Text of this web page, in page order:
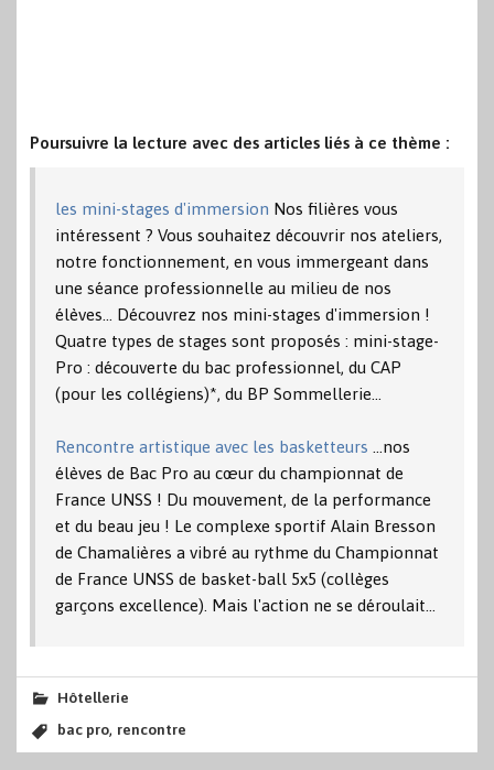
Poursuivre la lecture avec des articles liés à ce thème :
les mini-stages d'immersion Nos filières vous
intéressent ? Vous souhaitez découvrir nos ateliers,
notre fonctionnement, en vous immergeant dans
une séance professionnelle au milieu de nos
élèves... Découvrez nos mini-stages d'immersion !
Quatre types de stages sont proposés : mini-stage-
Pro : découverte du bac professionnel, du CAP
(pour les collégiens)*, du BP Sommellerie…
Rencontre artistique avec les basketteurs ...nos
élèves de Bac Pro au cœur du championnat de
France UNSS ! Du mouvement, de la performance
et du beau jeu ! Le complexe sportif Alain Bresson
de Chamalières a vibré au rythme du Championnat
de France UNSS de basket-ball 5x5 (collèges
garçons excellence). Mais l'action ne se déroulait…
Hôtellerie
bac pro, rencontre